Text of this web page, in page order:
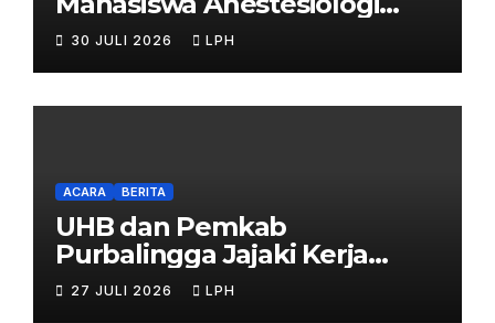
UHB Jalani Simulasi
30 JULI 2026 LPH
ACARA BERITA
UHB dan Pemkab
Purbalingga Jajaki Kerja
Sama Strategis
27 JULI 2026 LPH